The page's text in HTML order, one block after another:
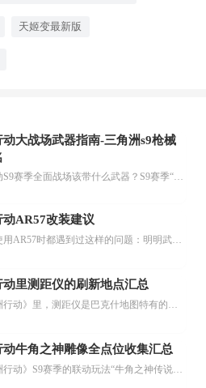
天姬变最新版
动大战场武器指南-三角洲s9枪械
动AR57改装建议
很多玩家使用AR57时都遇到过这样的问题：明明武器伤害不俗，却总是难以精准命中目标。尤其是近距离交火时，枪械的抖动常常导致伤害丢失，可这把强势步枪又实在舍不得换掉。自己尝试调整配件后，枪械反而变得更飘，对战中明明先开枪却无法击倒对手，导致对局频繁失利。别担心，下面为大家带来三角洲行动AR57的改装攻略，助你让这把枪变得又稳又准，显著提升对战胜率。...
动里测距仪的刷新地点汇总
在《三角洲行动》里，测距仪是巴克什地图特有的红色品质（占8格）收藏品，它的用途主要是升级武器架，既不能交易也不能放进安全箱，玩家只能在地图里搜索获取。不少玩家都想知道它的刷新位置，这样就不用花太多时间找了，今天我就来和大家分享一下测距仪在巴克什地图的刷新地点。...
动牛角之神雕像全点位收集汇总
在《三角洲行动》S9赛季的联动玩法“牛角之神传说”里，玩家得先拿到牛角钥匙，接着去地图上的牛角之神雕像处许愿，就能得到相应奖励。接下来，小编就为大家整理分享三角洲行动牛角之神雕像的所有点位收集情况。...